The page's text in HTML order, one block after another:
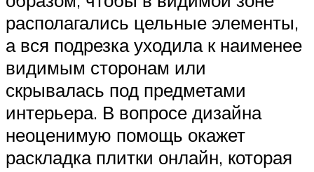
располагались цельные элементы,
а вся подрезка уходила к наименее
видимым сторонам или
скрывалась под предметами
интерьера. В вопросе дизайна
неоценимую помощь окажет
раскладка плитки онлайн, которая